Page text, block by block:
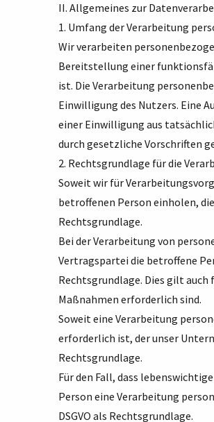
II. Allgemeines zur
1. Umfang der Verarbeitung
Wir verarbeiten
Bereitstellung einer
ist. Die Verarbeitung
Einwilligung des Nutzers. Eine
einer Einwilligung aus
durch gesetzliche Vorschriften
2. Rechtsgrundlage für die
Soweit wir für
betroffenen Person einholen,
Rechtsgrundlage.
Bei der Verarbeitung von
Vertragspartei die betroffene
Rechtsgrundlage. Dies gilt
Maßnahmen erforderlich sind.
Soweit eine Verarbeitung
erforderlich ist, der unser
Rechtsgrundlage.
Für den Fall, dass
Person eine Verarbeitung
DSGVO als Rechtsgrundlage.